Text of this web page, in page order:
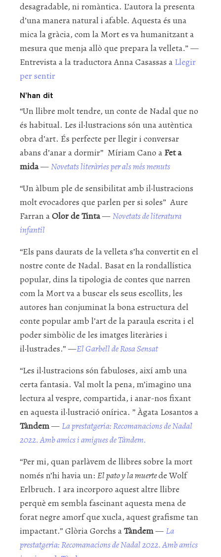
desagradable, ni romàntica. L’autora la presenta
d’una manera natural i afable. Aquesta és una
mica la gràcia, com la Mort es va humanitzant a
mesura que menja allò que prepara la velleta.” —
Entrevista a la traductora Anna Casassas a Llegir
per sentir
N’han dit
“Un llibre molt tendre, un conte de Nadal que no
és habitual. Les il·lustracions són una autèntica
obra d’art. És perfecte per llegir i conversar
abans d’anar a dormir” Míriam Cano a Fet a
mida— Novetats literàries per als més menuts
“Un àlbum ple de sensibilitat amb il·lustracions
molt evocadores que parlen per si soles” Aure
Farran aOlor de Tinta— Novetats de literatura
infantil
“Els pans daurats de la velleta s’ha convertit en el
nostre conte de Nadal. Basat en la rondallística
popular, dins la tipologia de contes que narren
com la Mort va a buscar els seus escollits, les
autores han conjuminat la bona estructura del
conte popular amb l’art de la paraula escrita i el
poder simbòlic de les imatges literàries i
il·lustrades.” —El Garbell de Rosa Sensat
“Les il·lustracions són fabuloses, així amb una
certa fantasia. Val molt la pena, m’imagino una
lectura al vespre, compartida, i anar-nos fixant
en aquesta il·lustració onírica. ” Àgata Losantos a
Tàndem— La prestatgeria: Recomanacions de Nadal
2022. Amb amics i amigues de Tàndem.
“Per mi, quan parlàvem de llibres sobre la mort
només n’hi havia un: El pato y la muertede Wolf
Erlbruch. I ara incorporo aquest altre llibre
perquè em sembla fascinant aquesta mena de
forat negre amorf que xucla, aquest grafisme tan
impactant.” Glòria Gorchs aTàndem— La
prestatgeria: Recomanacions de Nadal 2022. Amb amics